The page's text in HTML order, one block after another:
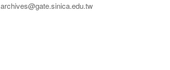
archives@gate.sinica.edu.tw